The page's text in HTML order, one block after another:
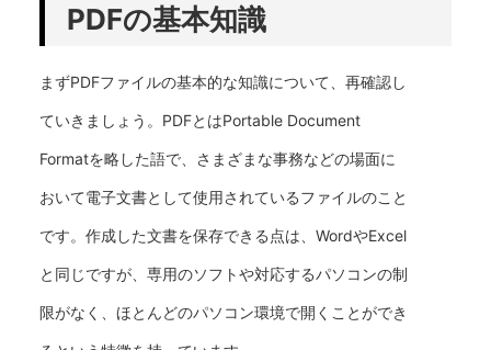
PDFの基本知識
まずPDFファイルの基本的な知識について、再確認し
ていきましょう。PDFとはPortable Document
Formatを略した語で、さまざまな事務などの場面に
おいて電子文書として使用されているファイルのこと
です。作成した文書を保存できる点は、WordやExcel
と同じですが、専用のソフトや対応するパソコンの制
限がなく、ほとんどのパソコン環境で開くことができ